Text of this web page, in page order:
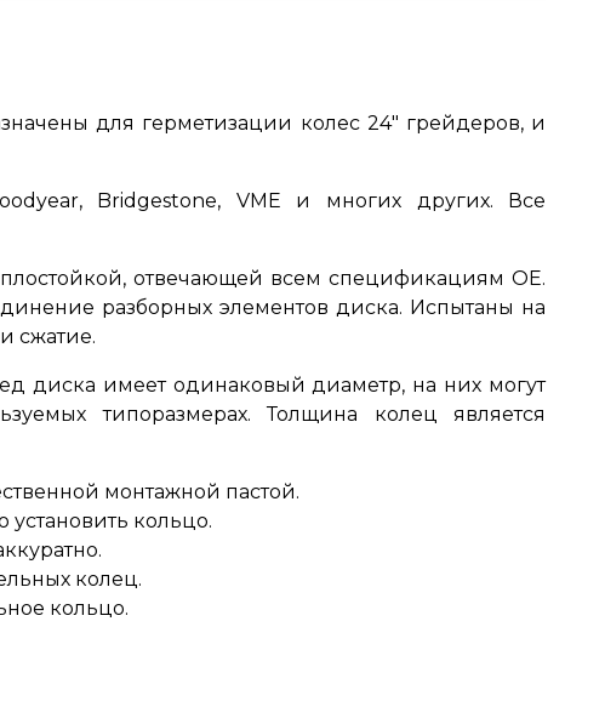
для герметизации колес 24" грейдеров, и
Bridgestone, VME и многих других. Все
отвечающей всем спецификациям OE.
разборных элементов диска. Испытаны на
сжатие.
диска имеет одинаковый диаметр, на них могут
типоразмерах.
Толщина колец является
монтажной пастой.
установить кольцо.
колец.
кольцо.